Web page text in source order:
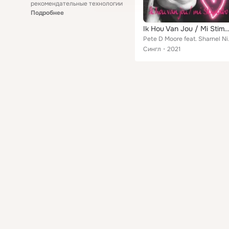
рекомендательные технологии
Подробнее
Ik Hou Van Jou / Mi Stimabo (feat. Sharnel Nivillac)
Pete
Сингл
2021